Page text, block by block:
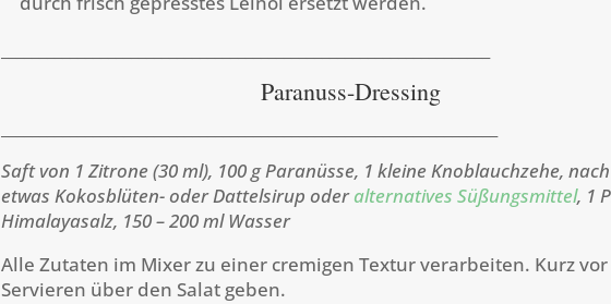
Paranuss-Dressing
Saft von 1 Zitrone (30 ml), 100 g Paranüsse, 1 kleine Knoblauchzehe,
etwas Kokosblüten- oder Dattelsirup oderalternatives Süßungsmittel, 1
Himalayasalz, 150 – 200 ml Wasser
Alle Zutaten im Mixer zu einer cremigen Textur verarbeiten. Kurz
Servieren über den Salat geben.